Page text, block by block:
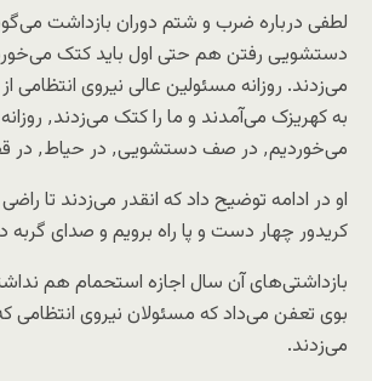
لطفی درباره ضرب و شتم دوران بازداشت
دستشویی رفتن هم حتی اول باید کتک
می‌زدند. روزانه مسئولین عالی نیروی انتظامی
به کهریزک
می‌خوردیم٬ در صف دستشویی٬ در حیاط٬ در قفس و در سوله.
او در ادامه توضیح داد که انقدر می‌زدند تا
کریدور چهار دست و پا راه برویم و صدای گربه
بازداشتی‌های آن سال اجازه استحمام هم
بوی تعفن می‌داد که مسئولان نیروی
می‌زدند.